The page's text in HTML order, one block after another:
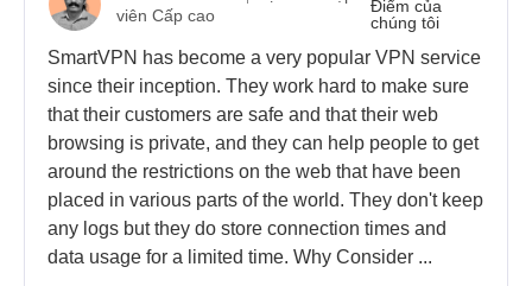
viên Cấp cao
Điểm của
chúng tôi
SmartVPN has become a very popular VPN service
since their inception. They work hard to make sure
that their customers are safe and that their web
browsing is private, and they can help people to get
around the restrictions on the web that have been
placed in various parts of the world. They don't keep
any logs but they do store connection times and
data usage for a limited time. Why Consider ...